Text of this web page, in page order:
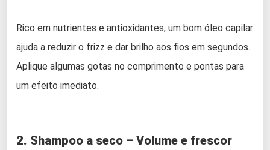
Rico em nutrientes e antioxidantes, um bom óleo capilar
ajuda a reduzir o frizz e dar brilho aos fios em segundos.
Aplique algumas gotas no comprimento e pontas para
um efeito imediato.
2. Shampoo a seco – Volume e frescor